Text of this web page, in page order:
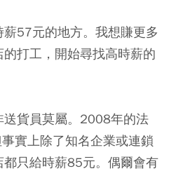
57元的地方。我想賺更多
打工，開始尋找高時薪的
貨員莫屬。2008年的法
實上除了知名企業或連鎖
只給時薪85元。偶爾會有